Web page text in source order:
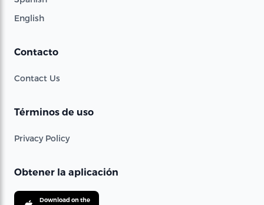
English
Contacto
Contact Us
Términos de uso
Privacy Policy
Obtener la aplicación
Download on the